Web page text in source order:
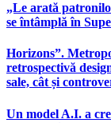
„Le arată
se întâmplă în
Horizons”.
retrospectivă
sale, cât și
Un model A.I. a